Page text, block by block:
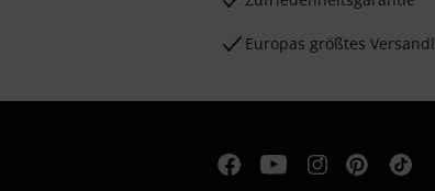
Europas größtes